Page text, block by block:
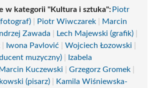
w kategorii "Kultura i sztuka": Piotr
Piotr Wiwczarek
Marcin
Zawada Lech Majewski (grafik)
Iwona Pavlović Wojciech Łozowski
muzyczny)
Izabela
Marcin Kuczewski Grzegorz Gromek
(pisarz)
Kamila Wiśniewska-